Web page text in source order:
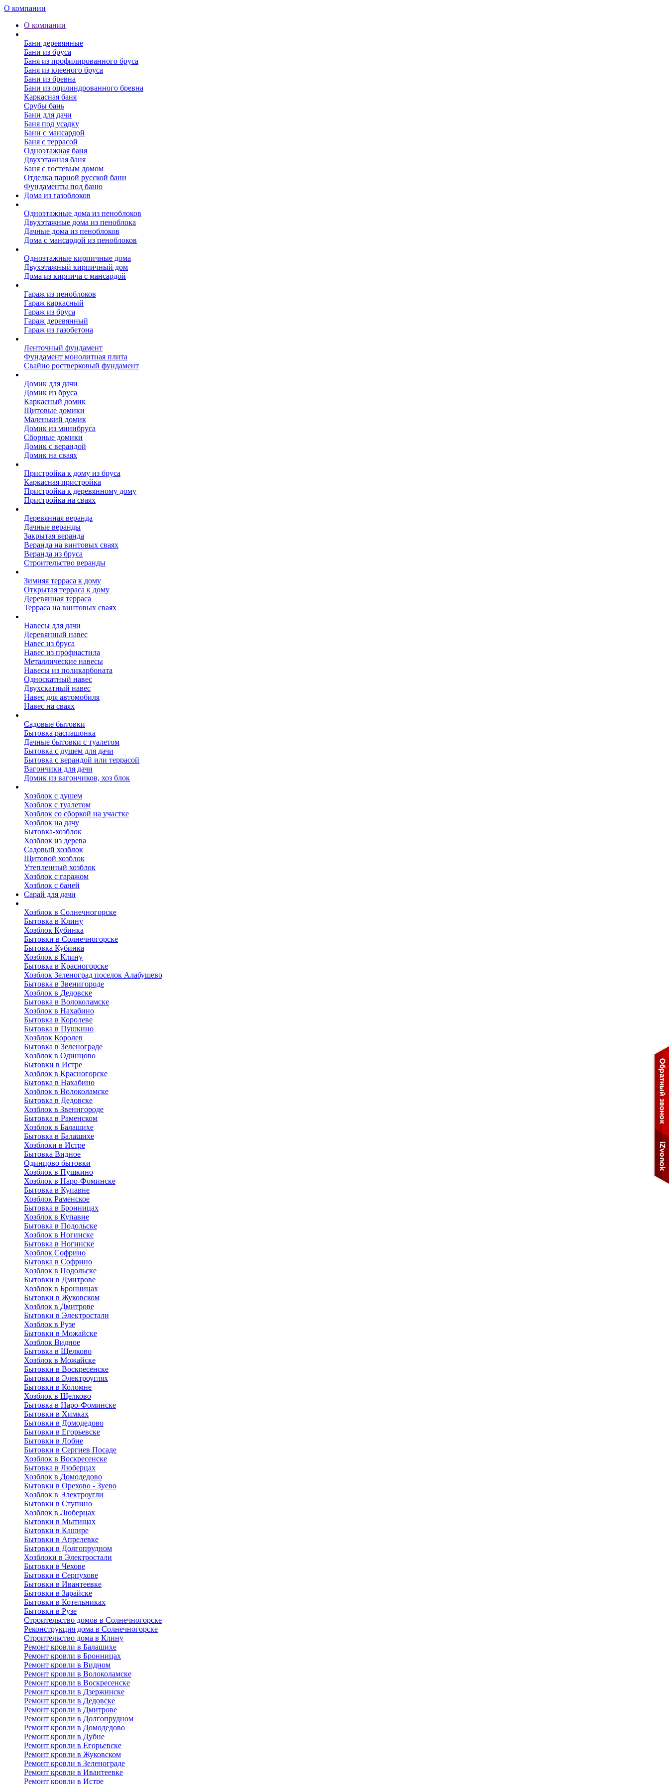
О компании
О компании
Бани деревянные
Бани из бруса
Баня из профилированного бруса
Баня из клееного бруса
Бани из бревна
Бани из оцилиндрованного бревна
Каркасная баня
Срубы бань
Бани для дачи
Баня под усадку
Бани с мансардой
Баня с террасой
Одноэтажная баня
Двухэтажная баня
Баня с гостевым домом
Отделка парной русской бани
Фундаменты под баню
Дома из газоблоков
Одноэтажные дома из пеноблоков
Двухэтажные дома из пеноблока
Дачные дома из пеноблоков
Дома с мансардой из пеноблоков
Одноэтажные кирпичные дома
Двухэтажный кирпичный дом
Дома из кирпича с мансардой
Гараж из пеноблоков
Гараж каркасный
Гараж из бруса
Гараж деревянный
Гараж из газобетона
Ленточный фундамент
Фундамент монолитная плита
Свайно ростверковый фундамент
Домик для дачи
Домик из бруса
Каркасный домик
Щитовые домики
Маленький домик
Домик из минибруса
Сборные домики
Домик с верандой
Домик на сваях
Пристройка к дому из бруса
Каркасная пристройка
Пристройка к деревянному дому
Пристройка на сваях
Деревянная веранда
Дачные веранды
Закрытая веранда
Веранда на винтовых сваях
Веранда из бруса
Строительство веранды
Зимняя терраса к дому
Открытая терраса к дому
Деревянная терраса
Терраса на винтовых сваях
Навесы для дачи
Деревянный навес
Навес из бруса
Навес из профнастила
Металлические навесы
Навесы из поликарбоната
Односкатный навес
Двухскатный навес
Навес для автомобиля
Навес на сваях
Садовые бытовки
Бытовка распашонка
Дачные бытовки с туалетом
Бытовка с душем для дачи
Бытовка с верандой или террасой
Вагончики для дачи
Домик из вагончиков, хоз блок
Хозблок с душем
Хозблок с туалетом
Хозблок со сборкой на участке
Хозблок на дачу
Бытовка-хозблок
Хозблок из дерева
Садовый хозблок
Щитовой хозблок
Утепленный хозблок
Хозблок с гаражом
Хозблок с баней
Сарай для дачи
Хозблок в Солнечногорске
Бытовка в Клину
Хозблок Кубинка
Бытовки в Солнечногорске
Бытовка Кубинка
Хозблок в Клину
Бытовка в Красногорске
Хозблок Зеленоград поселок Алабушево
Бытовка в Звенигороде
Хозблок в Дедовске
Бытовка в Волоколамске
Хозблок в Нахабино
Бытовка в Королеве
Бытовкa в Пушкино
Хозблок Королев
Бытовка в Зеленограде
Хозблок в Одинцово
Бытовки в Истре
Хозблок в Красногорске
Бытовка в Нахабино
Хозблок в Волоколамске
Бытовкa в Дедовске
Хозблок в Звенигороде
Бытовка в Раменском
Хозблок в Балашихе
Бытовкa в Балашихе
Хозблоки в Истре
Бытовка Видное
Одинцово бытовки
Хозблок в Пушкино
Хозблок в Наро-Фоминске
Бытовка в Купавне
Хозблок Раменское
Бытовка в Бронницах
Хозблок в Купавне
Бытовка в Подольске
Хозблок в Ногинске
Бытовка в Ногинске
Хозблок Софрино
Бытовка в Софрино
Хозблок в Подольске
Бытовки в Дмитрове
Хозблок в Бронницах
Бытовки в Жуковском
Хозблок в Дмитрове
Бытовки в Электростали
Хозблок в Рузе
Бытовки в Можайске
Хозблок Видное
Бытовкa в Щелково
Хозблок в Можайске
Бытовки в Воскресенске
Бытовки в Электроуглях
Бытовки в Коломне
Хозблок в Щелково
Бытовка в Наро-Фоминске
Бытовки в Химках
Бытовки в Домодедово
Бытовки в Егорьевске
Бытовки в Лобне
Бытовки в Сергиев Посаде
Хозблок в Воскресенске
Бытовка в Люберцах
Хозблок в Домодедово
Бытовки в Орехово - Зуево
Хозблок в Электроугли
Бытовки в Ступино
Хозблок в Люберцах
Бытовки в Мытищах
Бытовки в Кашире
Бытовки в Апрелевке
Бытовки в Долгопрудном
Хозблоки в Электростали
Бытовки в Чехове
Бытовки в Серпухове
Бытовки в Ивантеевке
Бытовки в Зарайске
Бытовки в Котельниках
Бытовки в Рузе
Строительство домов в Солнечногорске
Реконструкция дома в Солнечногорске
Строительство дома в Клину
Ремонт кровли в Балашихе
Ремонт кровли в Бронницах
Ремонт кровли в Видном
Ремонт кровли в Волоколамске
Ремонт кровли в Воскресенске
Ремонт кровли в Дзержинске
Ремонт кровли в Дедовске
Ремонт кровли в Дмитрове
Ремонт кровли в Долгопрудном
Ремонт кровли в Домодедово
Ремонт кровли в Дубне
Ремонт кровли в Егорьевске
Ремонт кровли в Жуковском
Ремонт кровли в Зеленограде
Ремонт кровли в Ивантеевке
Ремонт кровли в Истре